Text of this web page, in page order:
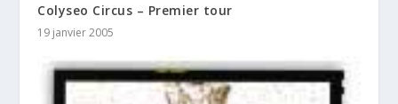
Colyseo Circus – Premier tour
19 janvier 2005